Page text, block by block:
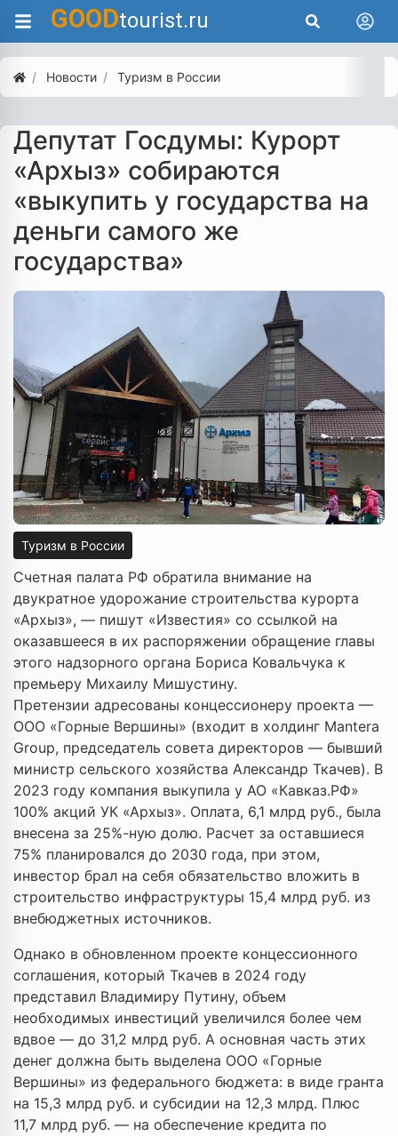
GOODtourist.ru
Новости Туризм в России
Депутат Госдумы: Курорт
«Архыз» собираются
«выкупить у государства на
деньги самого же
государства»
Туризм в России
Счетная палата РФ обратила внимание на
двукратное удорожание строительства курорта
«Архыз», — пишут «Известия» со ссылкой на
оказавшееся в их распоряжении обращение главы
этого надзорного органа Бориса Ковальчука к
премьеру Михаилу Мишустину.
Претензии адресованы концессионеру проекта —
ООО «Горные Вершины» (входит в холдинг Mantera
Group, председатель совета директоров — бывший
министр сельского хозяйства Александр Ткачев). В
2023 году компания выкупила у АО «Кавказ.РФ»
100% акций УК «Архыз». Оплата, 6,1 млрд руб., была
внесена за 25%-ную долю. Расчет за оставшиеся
75% планировался до 2030 года, при этом,
инвестор брал на себя обязательство вложить в
строительство инфраструктуры 15,4 млрд руб. из
внебюджетных источников.
Однако в обновленном проекте концессионного
соглашения, который Ткачев в 2024 году
представил Владимиру Путину, объем
необходимых инвестиций увеличился более чем
вдвое — до 31,2 млрд руб. А основная часть этих
денег должна быть выделена ООО «Горные
Вершины» из федерального бюджета: в виде гранта
на 15,3 млрд руб. и субсидии на 12,3 млрд. Плюс
11,7 млрд руб. — на обеспечение кредита по